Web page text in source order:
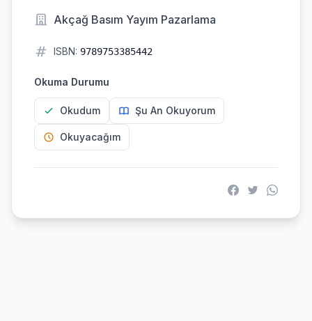
Akçağ Basım Yayım Pazarlama
ISBN: 9789753385442
Okuma Durumu
Okudum Şu An Okuyorum
Okuyacağım